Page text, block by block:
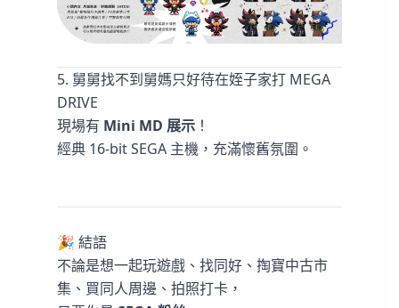
5️. 舅舅找不到舅媽只好待在姪子家打 MEGA
DRIVE
現場有 Mini MD 展示 ！
經典 16-bit SEGA 主機，充滿懷舊氛圍。
🎉 結語
不論是想一起玩遊戲、找同好、掏寶中古市
集、買同人周邊、拍照打卡，